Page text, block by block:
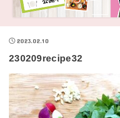
2023.02.10
230209recipe32